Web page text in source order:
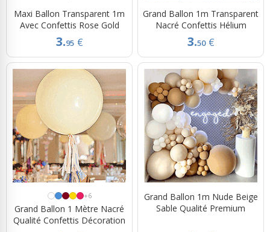
Maxi Ballon Transparent 1m
Avec Confettis Rose Gold
3.95 €
Grand Ballon 1m Transparent
Nacré Confettis Hélium
3.50 €
+6
Grand Ballon 1 Mètre Nacré
Qualité Confettis Décoration
Grand Ballon 1m Nude Beige
Sable Qualité Premium